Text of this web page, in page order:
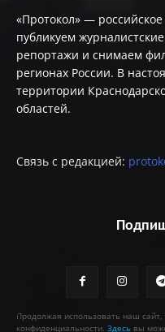
«Протокол» —
публикуем
репортажи и снимаем
регионах России. В
территории
областей.
Связь с редакцией:
Продолжая использовать наш
конфиденциальности. Здесь вы